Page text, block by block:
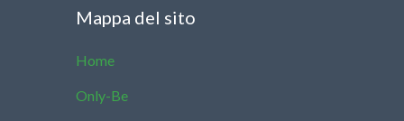
Mappa del sito
Home
Only-Be